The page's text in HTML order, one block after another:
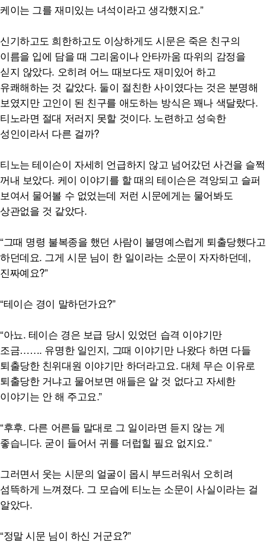
케이는 그를 재미있는 녀석이라고 생각했지요.”
신기하고도 희한하고도 이상하게도 시문은 죽은 친구의
이름을 입에 담을 때 그리움이나 안타까움 따위의 감정을
싣지 않았다. 오히려 어느 때보다도 재미있어 하고
유쾌해하는 것 같았다. 둘이 절친한 사이였다는 것은 분명해
보였지만 고인이 된 친구를 애도하는 방식은 꽤나 색달랐다.
티노라면 절대 저러지 못할 것이다. 노련하고 성숙한
성인이라서 다른 걸까?
티노는 테이슨이 자세히 언급하지 않고 넘어갔던 사건을 슬쩍
꺼내 보았다. 케이 이야기를 할 때의 테이슨은 격앙되고 슬퍼
보여서 물어볼 수 없었는데 저런 시문에게는 물어봐도
상관없을 것 같았다.
“그때 명령 불복종을 했던 사람이 불명예스럽게 퇴출당했다고
하던데요. 그게 시문 님이 한 일이라는 소문이 자자하던데,
진짜예요?”
“테이슨 경이 말하던가요?”
“아뇨. 테이슨 경은 보급 당시 있었던 습격 이야기만
조금……. 유명한 일인지, 그때 이야기만 나왔다 하면 다들
퇴출당한 친위대원 이야기만 하더라고요. 대체 무슨 이유로
퇴출당한 거냐고 물어보면 애들은 알 것 없다고 자세한
이야기는 안 해 주고요.”
“후후. 다른 어른들 말대로 그 일이라면 듣지 않는 게
좋습니다. 굳이 들어서 귀를 더럽힐 필요 없지요.”
그러면서 웃는 시문의 얼굴이 몹시 부드러워서 오히려
섬뜩하게 느껴졌다. 그 모습에 티노는 소문이 사실이라는 걸
알았다.
“정말 시문 님이 하신 거군요?”